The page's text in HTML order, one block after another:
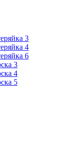
3
4
6
3
4
5